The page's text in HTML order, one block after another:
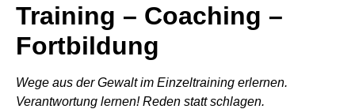
Training – Coaching –
Fortbildung
Wege aus der Gewalt im Einzeltraining erlernen.
Verantwortung lernen! Reden statt schlagen.